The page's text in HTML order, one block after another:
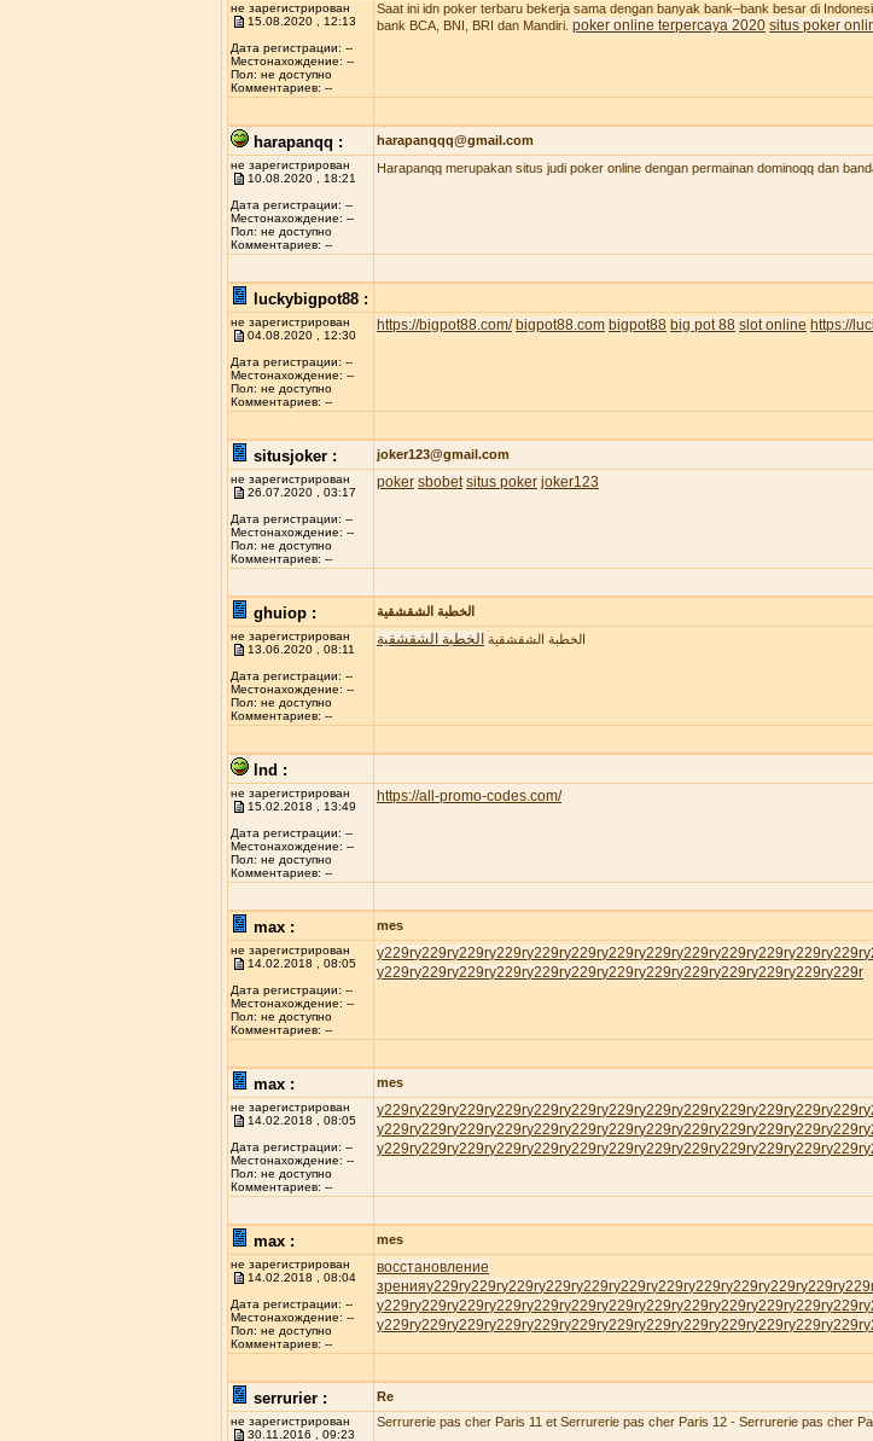
не зарегистрирован
15.08.2020 , 12:13
Дата регистрации: --
Местонахождение: --
Пол: не доступно
Комментариев: --
Saat ini idn poker terbaru bekerja sama dengan banyak bank–bank besar di
bank BCA, BNI, BRI dan Mandiri. poker online terpercaya 2020 situs poker
harapanqq : harapanqqq@gmail.com
не зарегистрирован
10.08.2020 , 18:21
Дата регистрации: --
Местонахождение: --
Пол: не доступно
Комментариев: --
Harapanqq merupakan situs judi poker online dengan permainan dominoqq dan
luckybigpot88 :
не зарегистрирован
04.08.2020 , 12:30
Дата регистрации: --
Местонахождение: --
Пол: не доступно
Комментариев: --
https://bigpot88.com/ bigpot88.com bigpot88 big pot 88 slot online https://
situsjoker : joker123@gmail.com
не зарегистрирован
26.07.2020 , 03:17
Дата регистрации: --
Местонахождение: --
Пол: не доступно
Комментариев: --
poker sbobet situs poker joker123
ghuiop : الخطبة الشقشقية
не зарегистрирован
13.06.2020 , 08:11
Дата регистрации: --
Местонахождение: --
Пол: не доступно
Комментариев: --
الخطبة الشقشقية الخطبة الشقشقية
lnd :
не зарегистрирован
15.02.2018 , 13:49
Дата регистрации: --
Местонахождение: --
Пол: не доступно
Комментариев: --
https://all-promo-codes.com/
max : mes
не зарегистрирован
14.02.2018 , 08:05
Дата регистрации: --
Местонахождение: --
Пол: не доступно
Комментариев: --
у229rу229rу229rу229rу229rу229rу229rу229rу229rу229rу229rу229rу229r
у229rу229rу229rу229rу229rу229rу229rу229rу229rу229rу229rу229rу229r
max : mes
не зарегистрирован
14.02.2018 , 08:05
Дата регистрации: --
Местонахождение: --
Пол: не доступно
Комментариев: --
у229rу229rу229rу229rу229rу229rу229rу229rу229rу229rу229rу229rу229r
у229rу229rу229rу229rу229rу229rу229rу229rу229rу229rу229rу229rу229r
у229rу229rу229rу229rу229rу229rу229rу229rу229rу229rу229rу229rу229r
max : mes
не зарегистрирован
14.02.2018 , 08:04
Дата регистрации: --
Местонахождение: --
Пол: не доступно
Комментариев: --
восстановление
зренияу229rу229rу229rу229rу229rу229rу229rу229rу229rу229rу229r
у229rу229rу229rу229rу229rу229rу229rу229rу229rу229rу229rу229rу229r
у229rу229rу229rу229rу229rу229rу229rу229rу229rу229rу229rу229rу229r
serrurier : Re
не зарегистрирован
30.11.2016 , 09:23
Serrurerie pas cher Paris 11 et Serrurerie pas cher Paris 12 - Serrurerie pas cher